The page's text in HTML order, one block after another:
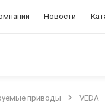
Новости
приводы VEDA